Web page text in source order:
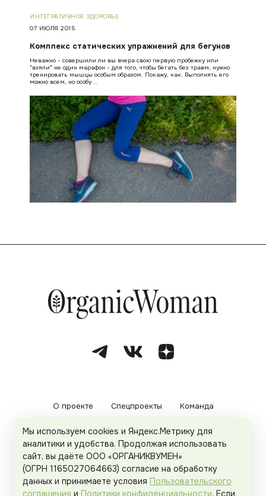
ИНТЕГРАТИВНОЕ ЗДОРОВЬЕ
07 ИЮЛЯ 2015
Комплекс статических упражнений для бегунов
Неважно - совершили ли вы вчера свою первую пробежку или
"взяли" не один марафон - для того, чтобы бегать без травм, нужно
тренировать мышцы особым образом. Покажу, как. Выполнять его
можно всем, но особу …
О проекте Спецпроекты Команда
Рекламодателям Политика конфиденциальности
Пользовательское соглашение
Мы используем cookies и Яндекс.Метрику для
аналитики и удобства. Продолжая использовать
сайт, вы даёте ООО «ОРГАНИКВУМЕН»
(ОГРН 1165027064663) согласие на обработку
данных и принимаете условия Пользовательского
соглашения и Политики конфиденциальности. Если